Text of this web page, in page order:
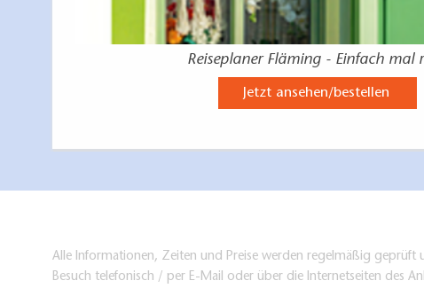
Reiseplaner Fläming - Einfach mal
Jetzt ansehen/bestellen
Alle Informationen, Zeiten und Preise werden regelmäßig
Besuch telefonisch / per E-Mail oder über die Internetseiten des